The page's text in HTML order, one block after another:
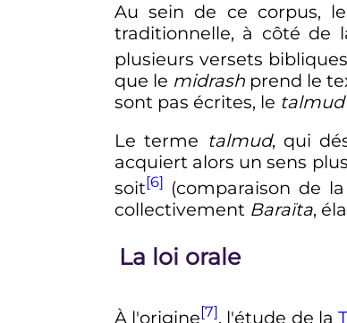
Au sein de ce corpus,
traditionnelle, à côté de
plusieurs versets
que le midrashprend le
sont pas écrites, le talmud
Le terme talmud, qui
acquiert alors un sens
soit[6] (comparaison de
collectivement Baraïta,
La loi orale
À l'origine[7], l'étude de la